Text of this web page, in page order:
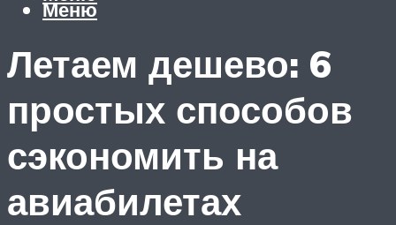
Меню
Летаем дешево: 6
простых способов
сэкономить на
авиабилетах